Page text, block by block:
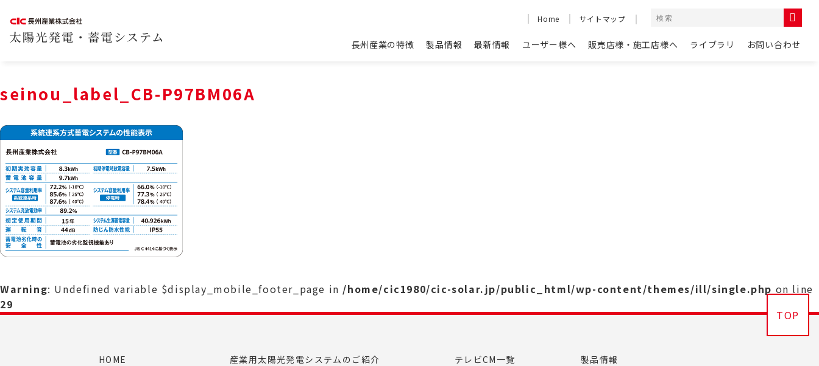
Home サイトマップ
長州産業の特徴 製品情報 最新情報 ユーザー様へ 販売店様・施工店様へ ライブラリ お問い合わせ
seinou_label_CB-P97BM06A
Warning: Undefined variable $display_mobile_footer_page in /home/cic1980/cic-solar.jp/public_html/wp-content/themes/ill/single.php on line
29
TOP
HOME
産業用太陽光発電システムのご紹介
テレビCM一覧
製品情報